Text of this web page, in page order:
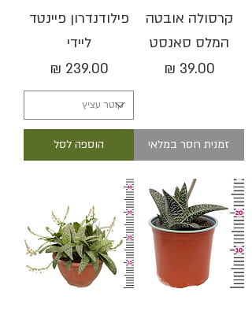
קרסולה אובטה
המלס סאנסט
מחיר
זמנית חסר במלאי
פילודנדרון פיינטד
ליידי
מחיר
הוספה לסל